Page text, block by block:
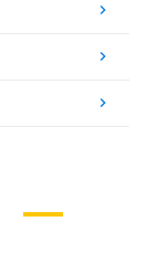
keyboard_arrow_right
keyboard_arrow_right
keyboard_arrow_right